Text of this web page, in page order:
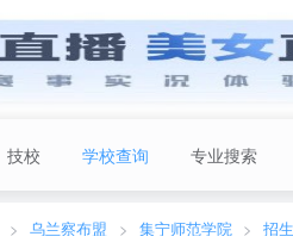
技校 学校查询 专业搜索
乌兰察布盟 集宁师范学院 招